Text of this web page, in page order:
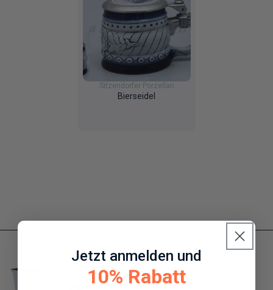
Sitzendorfer Porzellan
Bierseidel
Jetzt anmelden und
10% Rabatt